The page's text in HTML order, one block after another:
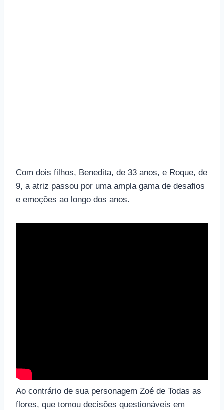
Com dois filhos, Benedita, de 33 anos, e Roque, de
9, a atriz passou por uma ampla gama de desafios
e emoções ao longo dos anos.
Ao contrário de sua personagem Zoé de Todas as
flores, que tomou decisões questionáveis ​​em